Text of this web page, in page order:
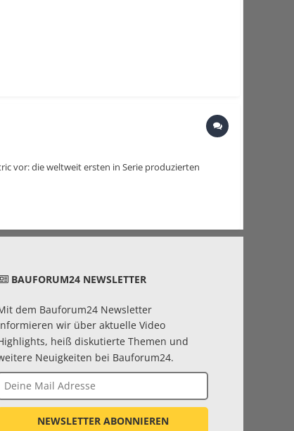
vor: die weltweit ersten in Serie produzierten
BAUFORUM24 NEWSLETTER
dem Bauforum24 Newsletter
wir über aktuelle Video
heiß diskutierte Themen und
Neuigkeiten bei Bauforum24.
NEWSLETTER ABONNIEREN